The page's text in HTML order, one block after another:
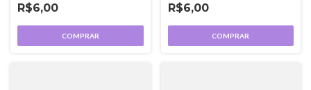
R$6,00
COMPRAR
R$6,00
COMPRAR